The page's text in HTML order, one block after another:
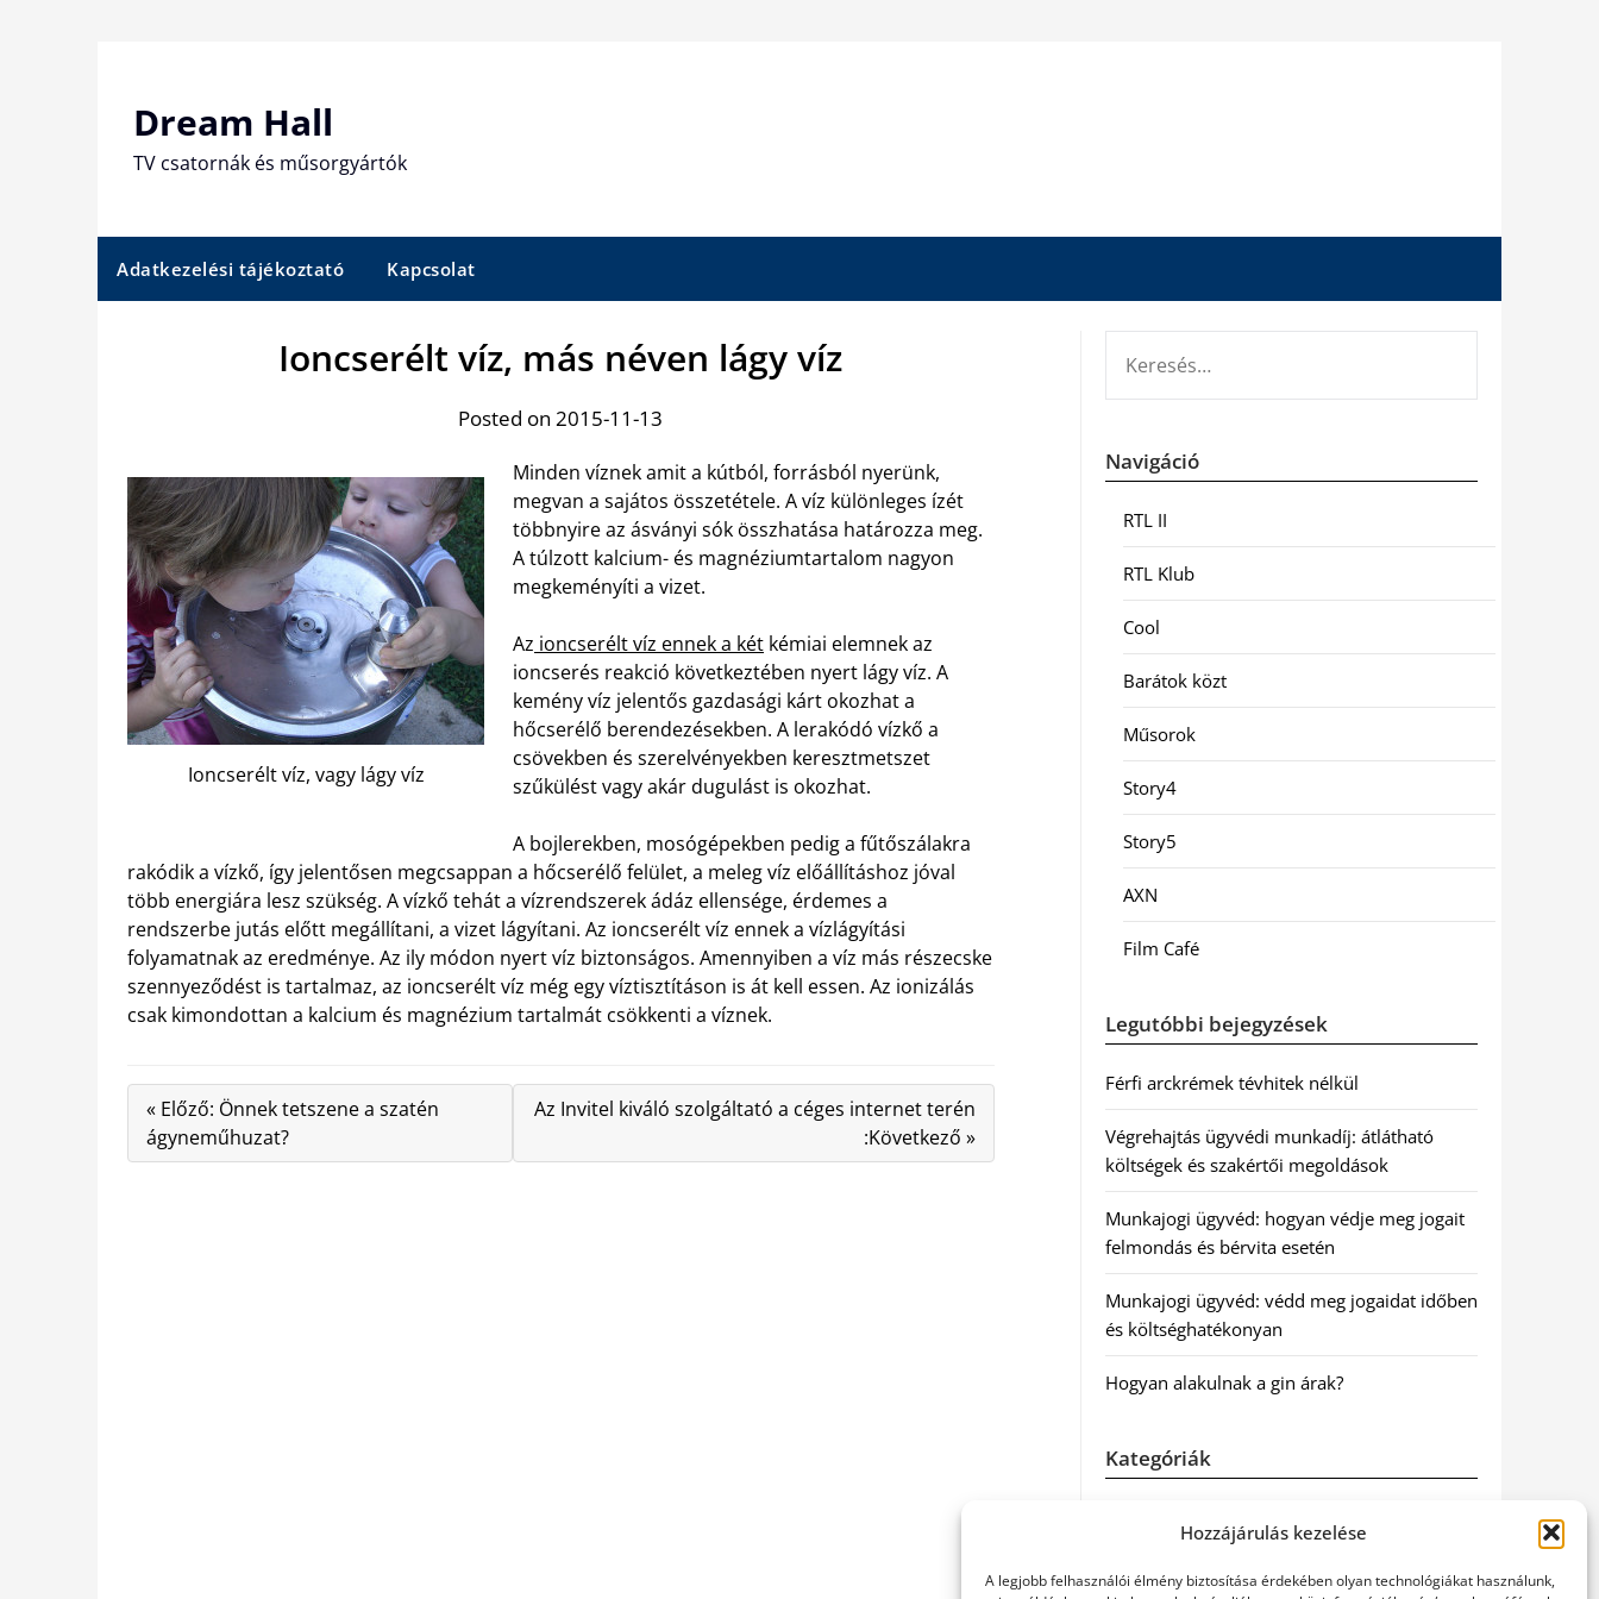
Hozzájárulás kezelése
A legjobb felhasználói élmény biztosítása érdekében olyan technológiákat használunk,
Dream Hall
TV csatornák és műsorgyártók
Adatkezelési tájékoztató Kapcsolat
Ioncserélt víz, más néven lágy víz
Posted on 2015-11-13
Ioncserélt víz, vagy lágy víz
Minden víznek amit a kútból, forrásból nyerünk,
megvan a sajátos összetétele. A víz különleges ízét
többnyire az ásványi sók összhatása határozza meg.
A túlzott kalcium- és magnéziumtartalom nagyon
megkeményíti a vizet.
Az ioncserélt víz ennek a két kémiai elemnek az
ioncserés reakció következtében nyert lágy víz. A
kemény víz jelentős gazdasági kárt okozhat a
hőcserélő berendezésekben. A lerakódó vízkő a
csövekben és szerelvényekben keresztmetszet
szűkülést vagy akár dugulást is okozhat.
A bojlerekben, mosógépekben pedig a fűtőszálakra
rakódik a vízkő, így jelentősen megcsappan a hőcserélő felület, a meleg víz előállításhoz jóval
több energiára lesz szükség. A vízkő tehát a vízrendszerek ádáz ellensége, érdemes a
rendszerbe jutás előtt megállítani, a vizet lágyítani. Az ioncserélt víz ennek a vízlágyítási
folyamatnak az eredménye. Az ily módon nyert víz biztonságos. Amennyiben a víz más részecske
szennyeződést is tartalmaz, az ioncserélt víz még egy víztisztításon is át kell essen. Az ionizálás
csak kimondottan a kalcium és magnézium tartalmát csökkenti a víznek.
« Előző: Önnek tetszene a szatén
ágyneműhuzat?
Az Invitel kiváló szolgáltató a céges internet terén
:Következő »
Navigáció
RTL II
RTL Klub
Cool
Barátok közt
Műsorok
Story4
Story5
AXN
Film Café
Legutóbbi bejegyzések
Férfi arckrémek tévhitek nélkül
Végrehajtás ügyvédi munkadíj: átlátható
költségek és szakértői megoldások
Munkajogi ügyvéd: hogyan védje meg jogait
felmondás és bérvita esetén
Munkajogi ügyvéd: védd meg jogaidat időben
és költséghatékonyan
Hogyan alakulnak a gin árak?
Kategóriák
Hírek